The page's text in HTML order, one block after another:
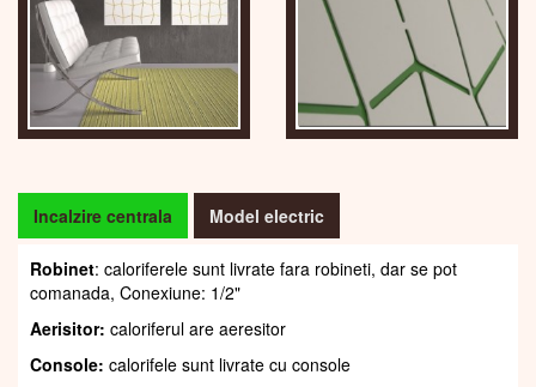
Incalzire centrala Model electric
Robinet: caloriferele sunt livrate fara robineti, dar se pot
comanada, Conexiune: 1/2"
Aerisitor: caloriferul are aeresitor
Console: calorifele sunt livrate cu console